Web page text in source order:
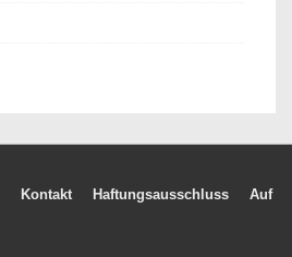
Kontakt Haftungsausschluss
Auf